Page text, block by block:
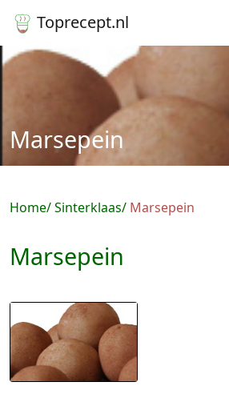
Toprecept.nl
Marsepein
Home Sinterklaas Marsepein
Marsepein